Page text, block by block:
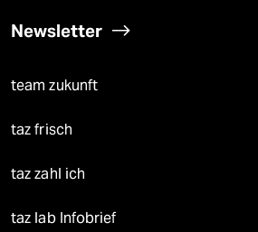
Newsletter
team zukunft
taz frisch
taz zahl ich
taz lab Infobrief